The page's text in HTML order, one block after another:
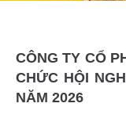
CÔNG TY CỔ PHẦN BIA HÀ NỘI - HỒNG HÀ TỔ
CHỨC HỘI
NĂM 2026